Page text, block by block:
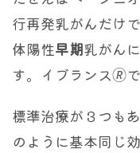
行再発乳がんだけ
体陽性早期乳がん
す。イブランス🄬
標準治療が３つも
のように基本同じ